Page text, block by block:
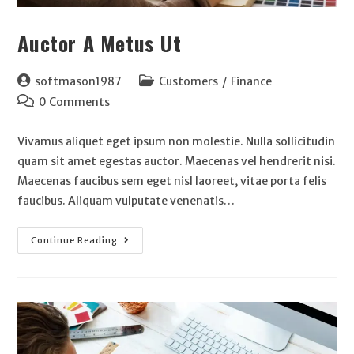
Auctor A Metus Ut
softmason1987 Customers / Finance
0 Comments
Vivamus aliquet eget ipsum non molestie. Nulla sollicitudin
quam sit amet egestas auctor. Maecenas vel hendrerit nisi.
Maecenas faucibus sem eget nisl laoreet, vitae porta felis
faucibus. Aliquam vulputate venenatis…
Continue Reading